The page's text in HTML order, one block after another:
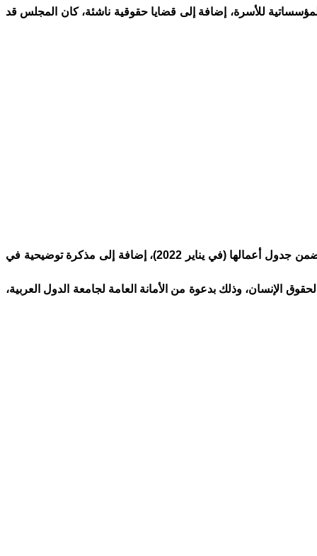
للأسرة، إضافة إلى قضايا حقوقية ناشئة، كان المجلس قد
وأضاف المصدر ذاته، أن المجلس سبق له أن قدم مذكرة إلى اللجنة العربية الدائمة حول إدراج موضوع المساواة والمناصفة ضمن جدول أعمالها (في يناير 2022)، إضافة إلى مذكرة توضيحية في
الوطني لحقوق الإنسان، وذلك بدعوة من الأمانة العامة لجامعة الدول العربية،